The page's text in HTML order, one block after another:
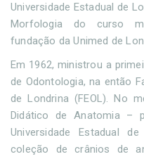
Universidade Estadual de
Morfologia do curso
fundação da Unimed de
Em 1962, ministrou a
de Odontologia, na então
de Londrina (FEOL). No
Didático de Anatomia –
Universidade Estadual
coleção de crânios de